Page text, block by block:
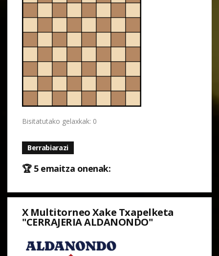
Bisitatutako gelaxkak: 0
Berrabiarazi
🏆 5 emaitza onenak:
X Multitorneo Xake Txapelketa
"CERRAJERIA ALDANONDO"